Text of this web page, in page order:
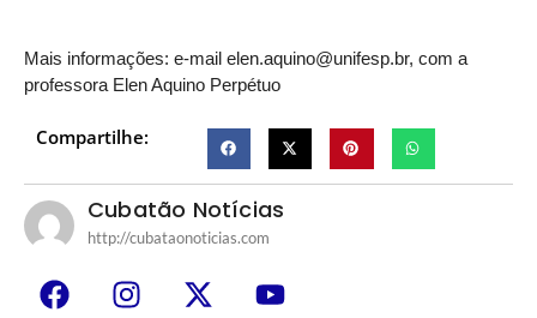
Mais informações: e-mail elen.aquino@unifesp.br, com a
professora Elen Aquino Perpétuo
Compartilhe:
Cubatão Notícias
http://cubataonoticias.com